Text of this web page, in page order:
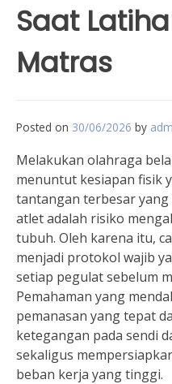
Saat
Matras
Posted on 30/06/2026 by
Melakukan olahraga
menuntut kesiapan fisik
tantangan terbesar
atlet adalah risiko
tubuh. Oleh karena itu,
menjadi protokol wajib
setiap pegulat sebelum
Pemahaman yang
pemanasan yang tepat
ketegangan pada sendi
sekaligus
beban kerja yang tinggi.